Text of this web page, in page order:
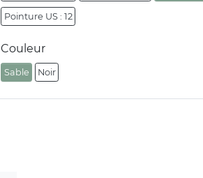
Pointure US : 12
Couleur
Sable Noir